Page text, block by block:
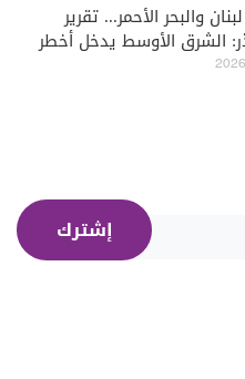
والبحر الأحمر... تقرير
الشرق الأوسط يدخل أخطر
إشترك